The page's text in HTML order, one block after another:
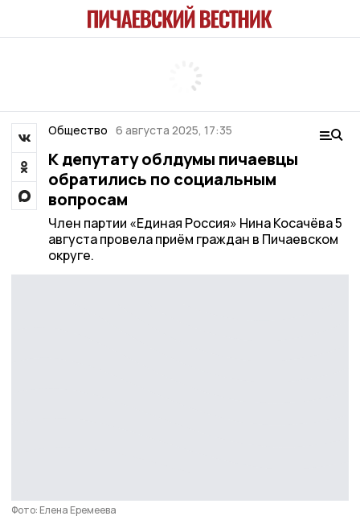
Общество 6 августа 2025, 17:35
К депутату облдумы пичаевцы
обратились по социальным
вопросам
Член партии «Единая Россия» Нина Косачёва 5
августа провела приём граждан в Пичаевском
округе.
Фото: Елена Еремеева